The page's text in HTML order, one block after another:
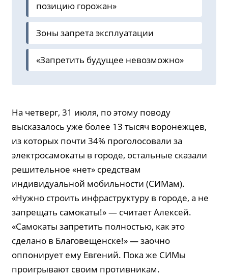
позицию горожан»
Зоны запрета эксплуатации
«Запретить будущее невозможно»
На четверг, 31 июля, по этому поводу
высказалось уже более 13 тысяч воронежцев,
из которых почти 34% проголосовали за
электросамокаты в городе, остальные сказали
решительное «нет» средствам
индивидуальной мобильности (СИМам).
«Нужно строить инфраструктуру в городе, а не
запрещать самокаты!» — считает Алексей.
«Самокаты запретить полностью, как это
сделано в Благовещенске!» — заочно
оппонирует ему Евгений. Пока же СИМы
проигрывают своим противникам.